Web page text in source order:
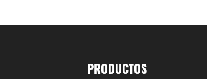
PRODUCTOS